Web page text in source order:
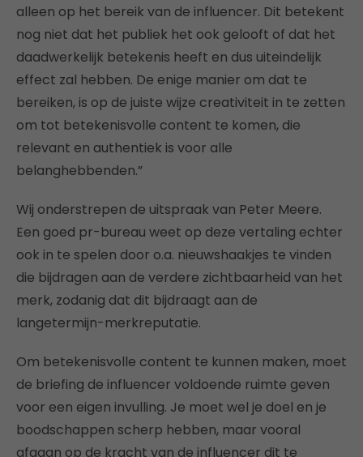
alleen op het bereik van de influencer. Dit betekent
nog niet dat het publiek het ook gelooft of dat het
daadwerkelijk betekenis heeft en dus uiteindelijk
effect zal hebben. De enige manier om dat te
bereiken, is op de juiste wijze creativiteit in te zetten
om tot betekenisvolle content te komen, die
relevant en authentiek is voor alle
belanghebbenden.”
Wij onderstrepen de uitspraak van Peter Meere.
Een goed pr-bureau weet op deze vertaling echter
ook in te spelen door o.a. nieuwshaakjes te vinden
die bijdragen aan de verdere zichtbaarheid van het
merk, zodanig dat dit bijdraagt aan de
langetermijn-merkreputatie.
Om betekenisvolle content te kunnen maken, moet
de briefing de influencer voldoende ruimte geven
voor een eigen invulling. Je moet wel je doel en je
boodschappen scherp hebben, maar vooral
afgaan op de kracht van de influencer dit te